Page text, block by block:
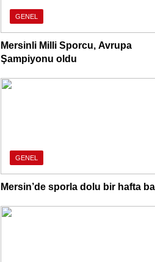
GENEL
Mersinli Milli Sporcu, Avrupa
Şampiyonu oldu
GENEL
Mersin’de sporla dolu bir hafta